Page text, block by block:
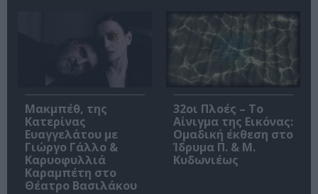
Μακμπέθ, της
Κατερίνας
Ευαγγελάτου με
Γιώργο Γάλλο &
Καρυοφυλλιά
Καραμπέτη στο
Θέατρο Βασιλάκου
32οι Πλοές – Το
Αίνιγμα της Εικόνας:
Ομαδική έκθεση στο
Ίδρυμα Π. & Μ.
Κυδωνιέως